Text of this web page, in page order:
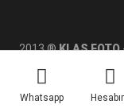
Whatsapp
2013 ®KLAS FOTO